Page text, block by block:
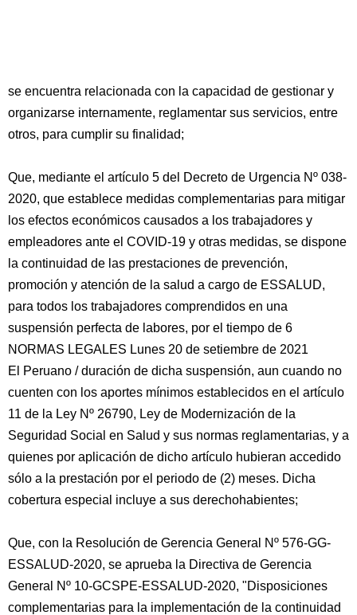
se encuentra relacionada con la capacidad de gestionar y
organizarse internamente, reglamentar sus servicios, entre
otros, para cumplir su finalidad;
Que, mediante el artículo 5 del Decreto de Urgencia Nº 038-
2020, que establece medidas complementarias para mitigar
los efectos económicos causados a los trabajadores y
empleadores ante el COVID-19 y otras medidas, se dispone
la continuidad de las prestaciones de prevención,
promoción y atención de la salud a cargo de ESSALUD,
para todos los trabajadores comprendidos en una
suspensión perfecta de labores, por el tiempo de 6
NORMAS LEGALES Lunes 20 de setiembre de 2021
El Peruano / duración de dicha suspensión, aun cuando no
cuenten con los aportes mínimos establecidos en el artículo
11 de la Ley Nº 26790, Ley de Modernización de la
Seguridad Social en Salud y sus normas reglamentarias, y a
quienes por aplicación de dicho artículo hubieran accedido
sólo a la prestación por el periodo de (2) meses. Dicha
cobertura especial incluye a sus derechohabientes;
Que, con la Resolución de Gerencia General Nº 576-GG-
ESSALUD-2020, se aprueba la Directiva de Gerencia
General Nº 10-GCSPE-ESSALUD-2020, "Disposiciones
complementarias para la implementación de la continuidad